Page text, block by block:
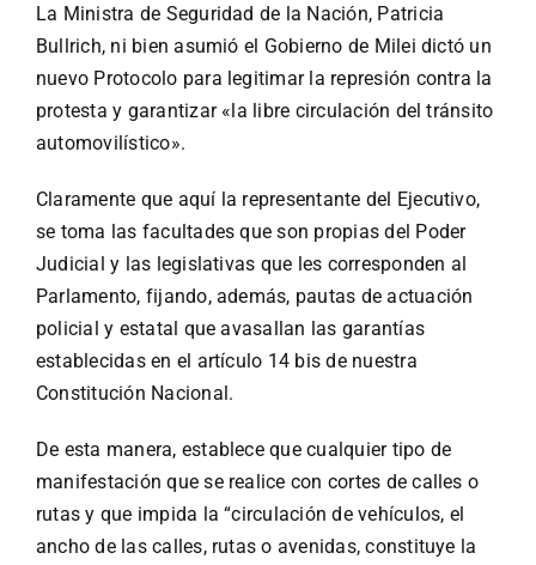
La Ministra de Seguridad de la Nación, Patricia
Bullrich, ni bien asumió el Gobierno de Milei dictó un
nuevo Protocolo para legitimar la represión contra la
protesta y garantizar «la libre circulación del tránsito
automovilístico».
Claramente que aquí la representante del Ejecutivo,
se toma las facultades que son propias del Poder
Judicial y las legislativas que les corresponden al
Parlamento, fijando, además, pautas de actuación
policial y estatal que avasallan las garantías
establecidas en el artículo 14 bis de nuestra
Constitución Nacional.
De esta manera, establece que cualquier tipo de
manifestación que se realice con cortes de calles o
rutas y que impida la “circulación de vehículos, el
ancho de las calles, rutas o avenidas, constituye la